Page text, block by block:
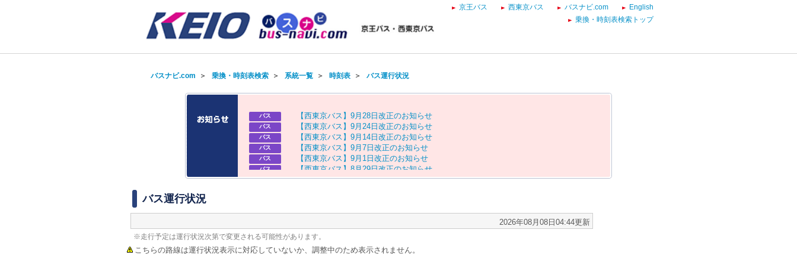
京王バス 西東京バス バスナビ.com
English
乗換・時刻表検索トップ
バスナビ.com ＞ 乗換・時刻表検索＞ 系統一覧＞ 時刻表＞ バス運行状況
バス 【西東京バス 】 9月 28 日 改正のお知 らせ
バス 【西東京バス 】 9月 24 日 改正のお知 らせ
バス 【西東京バス 】 9月 14 日 改正のお知 らせ
バス 【西東京バス 】 9月 7 日 改正のお知 らせ
バス 【西東京バス 】 9月 1 日 改正のお知 らせ
バス 【西東京バス 】 8 月 29日改正のお知 らせ
バス 【京王バス】お盆ダイヤのお知らせ
バス運行状況
2026年08月08日04:44更新
※走行予定は運行状況次第で変更される可能性があります。
こちらの路線は運行状況表示に対応していないか、調整中のため表示されません。